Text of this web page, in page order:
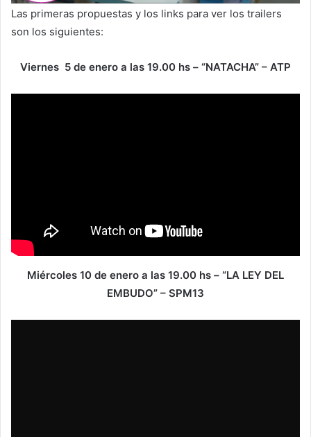
Las primeras propuestas y los links para ver los trailers
son los siguientes:
Viernes 5 de enero a las 19.00 hs – “NATACHA” – ATP
Miércoles 10 de enero a las 19.00 hs – “LA LEY DEL
EMBUDO” – SPM13